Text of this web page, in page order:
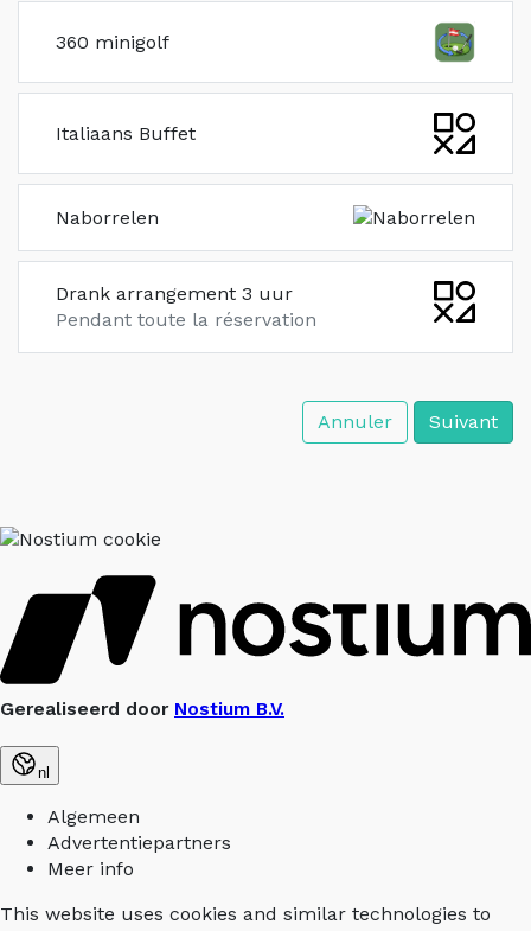
360 minigolf
Italiaans Buffet
Naborrelen
Drank arrangement 3 uur
Pendant toute la réservation
Annuler Suivant